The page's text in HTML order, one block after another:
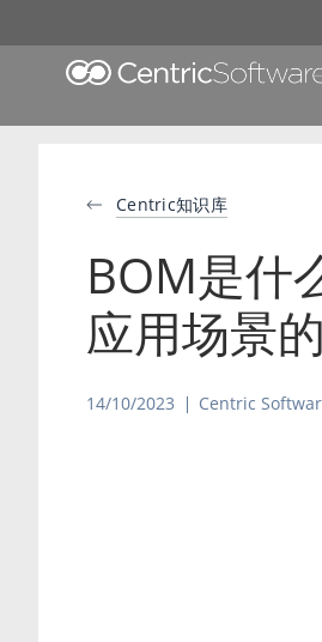
Centric知识库
BOM是什
应用场景
14/10/2023 Centric